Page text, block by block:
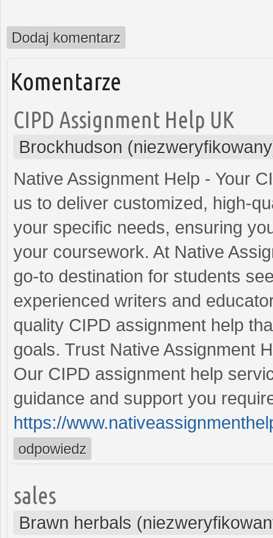
Dodaj komentarz
Komentarze
CIPD Assignment Help UK
Brockhudson
Native Assignment Help - Your
us to deliver customized, high-
your specific needs, ensuring
your coursework. At Native
go-to destination for students
experienced writers and
quality CIPD assignment help
goals. Trust Native Assignment
Our CIPD assignment help
guidance and support you
https://
odpowiedz
sales
Brawn herbals